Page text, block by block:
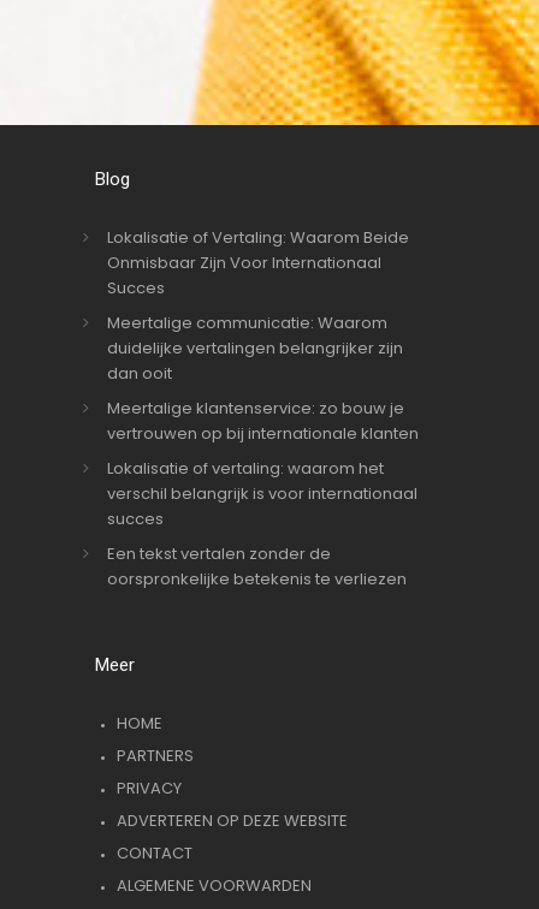
Blog
Lokalisatie of Vertaling: Waarom Beide
Onmisbaar Zijn Voor Internationaal
Succes
Meertalige communicatie: Waarom
duidelijke vertalingen belangrijker zijn
dan ooit
Meertalige klantenservice: zo bouw je
vertrouwen op bij internationale klanten
Lokalisatie of vertaling: waarom het
verschil belangrijk is voor internationaal
succes
Een tekst vertalen zonder de
oorspronkelijke betekenis te verliezen
Meer
HOME
PARTNERS
PRIVACY
ADVERTEREN OP DEZE WEBSITE
CONTACT
ALGEMENE VOORWARDEN